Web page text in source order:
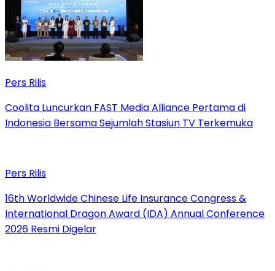
Pers Rilis
Coolita Luncurkan FAST Media Alliance Pertama di
Indonesia Bersama Sejumlah Stasiun TV Terkemuka
Pers Rilis
16th Worldwide Chinese Life Insurance Congress &
International Dragon Award (IDA) Annual Conference
2026 Resmi Digelar